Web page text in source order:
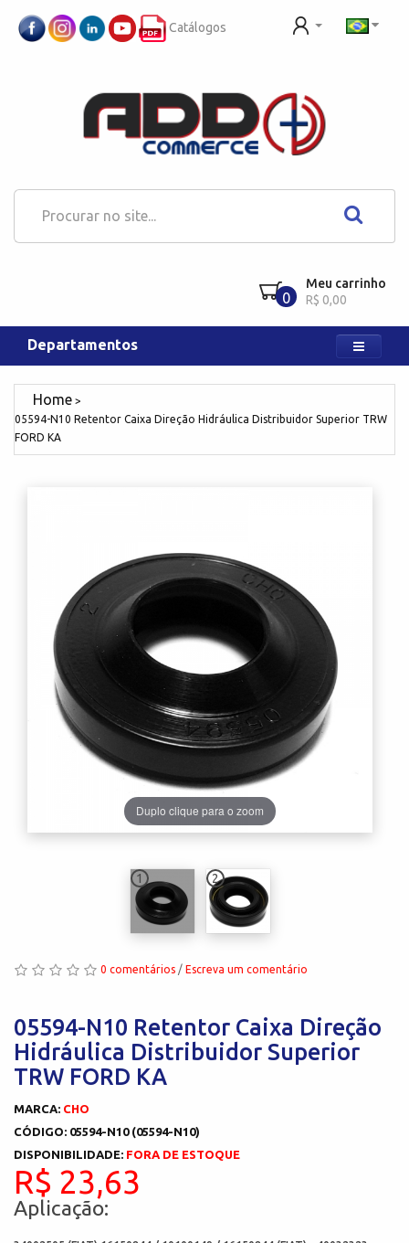
Catálogos
0
Meu carrinho
R$ 0,00
Departamentos
05594-N10 Retentor Caixa Direção Hidráulica Distribuidor Superior TRW
FORD KA
1 2
Duplo clique para o zoom
0 comentários / Escreva um comentário
05594-N10 Retentor Caixa Direção
Hidráulica Distribuidor Superior
TRW FORD KA
MARCA: CHO
CÓDIGO: 05594-N10 (05594-N10)
DISPONIBILIDADE: FORA DE ESTOQUE
R$ 23,63
Aplicação: